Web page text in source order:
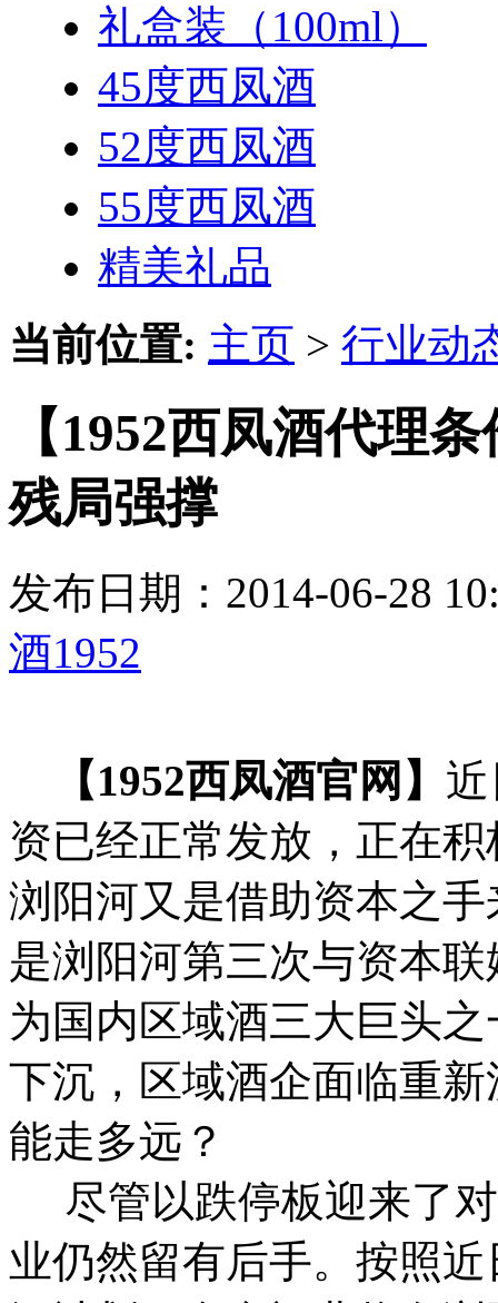
礼盒装（100ml）
45度西凤酒
52度西凤酒
55度西凤酒
精美礼品
当前位置: 主页 > 行业动
【1952西凤酒代理
残局强撑
发布日期：2014-06-28
酒1952
【1952西凤酒官网】
资已经正常发放，正在
浏阳河又是借助资本之
是浏阳河第三次与资本
为国内区域酒三大巨头
下沉，区域酒企面临重
能走多远？
尽管以跌停板迎来了
业仍然留有后手。 按照近